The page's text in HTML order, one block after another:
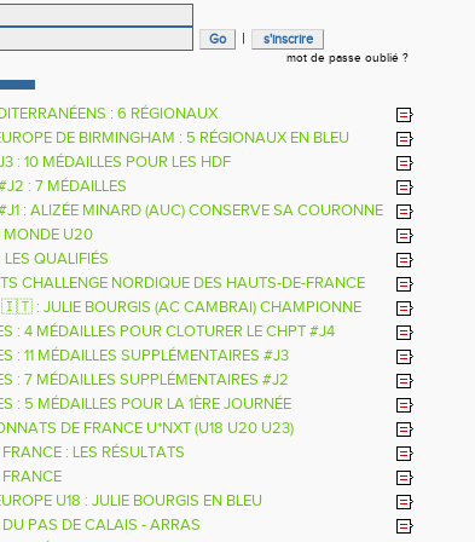
|
mot de passe oublié ?
: 6 RÉGIONAUX
DE BIRMINGHAM : 5 RÉGIONAUX EN BLEU
: 10 MÉDAILLES POUR LES HDF
: 7 MÉDAILLES
: ALIZÉE MINARD (AUC) CONSERVE SA COURONNE
MONDE U20
LES QUALIFIÉS
CHALLENGE NORDIQUE DES HAUTS-DE-FRANCE
: JULIE BOURGIS (AC CAMBRAI) CHAMPIONNE
U18 DE LA PERCHE
: 4 MÉDAILLES POUR CLOTURER LE CHPT #J4
: 11 MÉDAILLES SUPPLÉMENTAIRES #J3
: 7 MÉDAILLES SUPPLÉMENTAIRES #J2
: 5 MÉDAILLES POUR LA 1ÈRE JOURNÉE
DE FRANCE U*NXT (U18 U20 U23)
: LES RÉSULTATS
U18 : JULIE BOURGIS EN BLEU
DU PAS DE CALAIS - ARRAS